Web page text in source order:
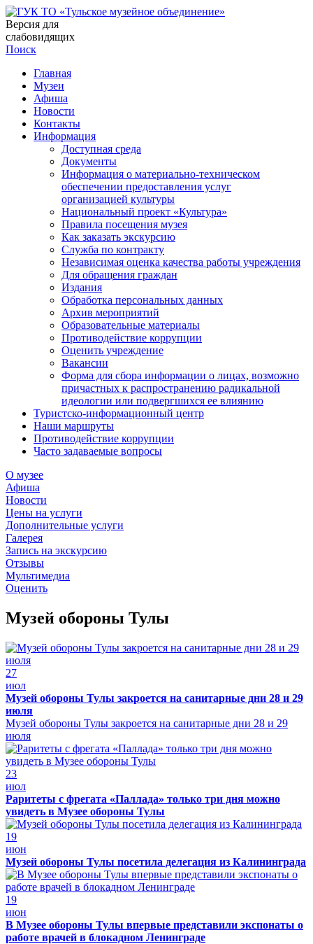
Версия для
слабовидящих
Поиск
Главная
Музеи
Афиша
Новости
Контакты
Информация
Доступная среда
Документы
Информация о материально-техническом
обеспечении предоставления услуг
организацией культуры
Национальный проект «Культура»
Правила посещения музея
Как заказать экскурсию
Служба по контракту
Независимая оценка качества работы учреждения
Для обращения граждан
Издания
Обработка персональных данных
Архив мероприятий
Образовательные материалы
Противодействие коррупции
Оценить учреждение
Вакансии
Форма для сбора информации о лицах, возможно
причастных к распространению радикальной
идеологии или подвергшихся ее влиянию
Туристско-информационный центр
Наши маршруты
Противодействие коррупции
Часто задаваемые вопросы
О музее
Афиша
Новости
Цены на услуги
Дополнительные услуги
Галерея
Запись на экскурсию
Отзывы
Мультимедиа
Оценить
Музей обороны Тулы
27
июл
Музей обороны Тулы закроется на санитарные дни 28 и 29
июля
Музей обороны Тулы закроется на санитарные дни 28 и 29
июля
23
июл
Раритеты с фрегата «Паллада» только три дня можно
увидеть в Музее обороны Тулы
19
июн
Музей обороны Тулы посетила делегация из Калининграда
19
июн
В Музее обороны Тулы впервые представили экспонаты о
работе врачей в блокадном Ленинграде